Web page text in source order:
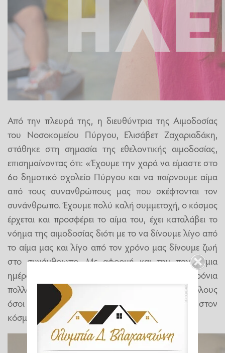
Από την πλευρά της, η διευθύντρια της Αιμοδοσίας
του Νοσοκομείου Πύργου, Ελισάβετ Ζαχαριαδάκη,
στάθηκε στη σημασία της εθελοντικής αιμοδοσίας,
επισημαίνοντας ότι: «Έχουμε την χαρά να είμαστε στο
6ο δημοτικό σχολείο Πύργου και να παίρνουμε αίμα
από τους συνανθρώπους μας που σκέφτονται τον
συνάνθρωπο. Έχουμε πολύ καλή συμμετοχή, ο κόσμος
έρχεται και προσφέρει το αίμα του, έχει καταλάβει το
νόημα της αιμοδοσίας διότι με το να δίνουμε λίγο από
το αίμα μας και λίγο από τον χρόνο μας δίνουμε ζωή
στο συνάνθρωπο. Με αφορμή και την παγκόσμια
ημέρα του εθελοντή αιμοδότη να ευχηθώ χρόνια
πολλά σε όλους τους αιμοδότες μας αλλά και σε όλους
όσοι ανώνυμα προσφέρουν εθελοντικά ζωή στον
κόσμο».